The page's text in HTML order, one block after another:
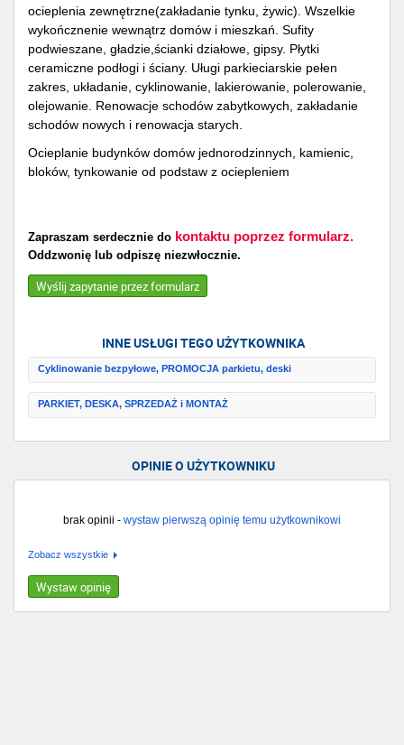
ocieplenia zewnętrzne(zakładanie tynku, żywic). Wszelkie
wykończnenie wewnątrz domów i mieszkań. Sufity
podwieszane, gładzie,ścianki działowe, gipsy. Płytki
ceramiczne podłogi i ściany. Uługi parkieciarskie pełen
zakres, układanie, cyklinowanie, lakierowanie, polerowanie,
olejowanie. Renowacje schodów zabytkowych, zakładanie
schodów nowych i renowacja starych.
Ocieplanie budynków domów jednorodzinnych, kamienic,
bloków, tynkowanie od podstaw z ociepleniem
Zapraszam serdecznie do kontaktu poprzez formularz.
Oddzwonię lub odpiszę niezwłocznie.
Wyślij zapytanie przez formularz
INNE USŁUGI TEGO UŻYTKOWNIKA
Cyklinowanie bezpyłowe, PROMOCJA parkietu, deski
PARKIET, DESKA, SPRZEDAŻ i MONTAŻ
OPINIE O UŻYTKOWNIKU
brak opinii - wystaw pierwszą opinię temu użytkownikowi
Zobacz wszystkie
Wystaw opinię